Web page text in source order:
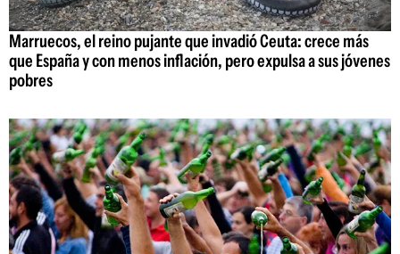
Marruecos, el reino pujante que invadió Ceuta: crece más
que España y con menos inflación, pero expulsa a sus jóvenes
pobres